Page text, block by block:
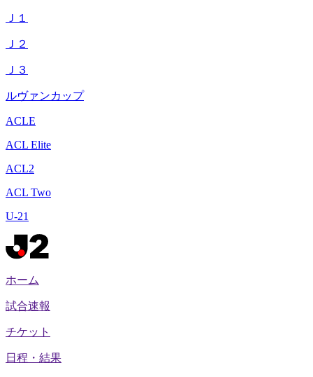
Ｊ１
Ｊ２
Ｊ３
ルヴァンカップ
ACLE
ACL Elite
ACL2
ACL Two
U-21
ホーム
試合速報
チケット
日程・結果